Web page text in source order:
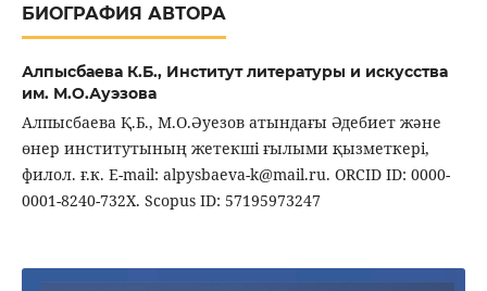
БИОГРАФИЯ АВТОРА
Алпысбаева К.Б., Институт литературы и искусства
им. М.О.Ауэзова
Алпысбаева Қ.Б., М.О.Әуезов атындағы Әдебиет және
өнер институтының жетекші ғылыми қызметкері,
филол. ғ.к. E-mail: alpysbaeva-k@mail.ru. ORCID ID: 0000-
0001-8240-732X. Scopus ID: 57195973247